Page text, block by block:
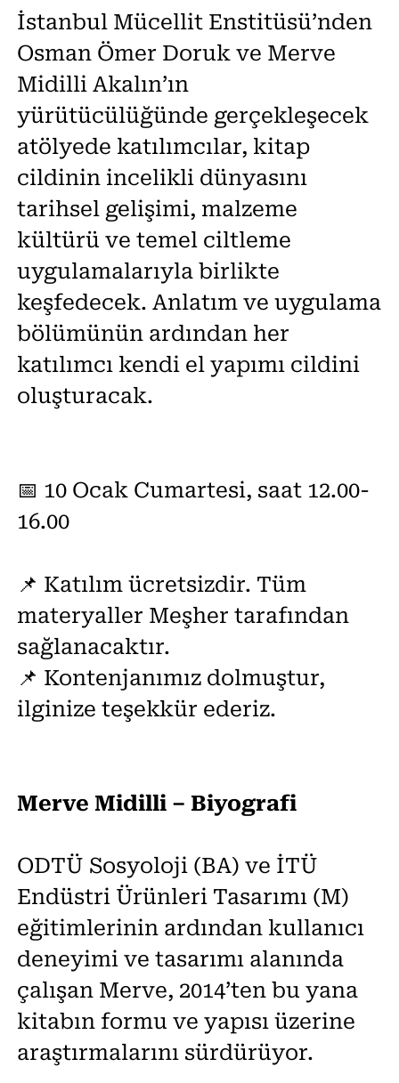
İstanbul Mücellit Enstitüsü’nden
Osman Ömer Doruk ve Merve
Midilli Akalın’ın
yürütücülüğünde gerçekleşecek
atölyede katılımcılar, kitap
cildinin incelikli dünyasını
tarihsel gelişimi, malzeme
kültürü ve temel ciltleme
uygulamalarıyla birlikte
keşfedecek. Anlatım ve uygulama
bölümünün ardından her
katılımcı kendi el yapımı cildini
oluşturacak.
📅 10 Ocak Cumartesi, saat 12.00-
16.00
📌 Katılım ücretsizdir. Tüm
materyaller Meşher tarafından
sağlanacaktır.
📌 Kontenjanımız dolmuştur,
ilginize teşekkür ederiz.
Merve Midilli – Biyografi
ODTÜ Sosyoloji (BA) ve İTÜ
Endüstri Ürünleri Tasarımı (M)
eğitimlerinin ardından kullanıcı
deneyimi ve tasarımı alanında
çalışan Merve, 2014’ten bu yana
kitabın formu ve yapısı üzerine
araştırmalarını sürdürüyor.